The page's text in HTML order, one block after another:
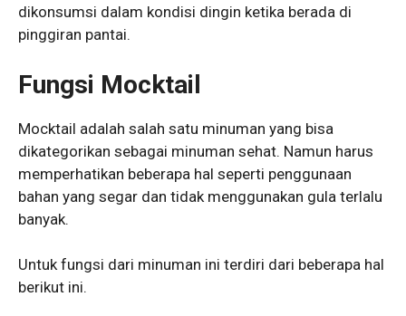
dikonsumsi dalam kondisi dingin ketika berada di
pinggiran pantai.
Fungsi Mocktail
Mocktail adalah salah satu minuman yang bisa
dikategorikan sebagai minuman sehat. Namun harus
memperhatikan beberapa hal seperti penggunaan
bahan yang segar dan tidak menggunakan gula terlalu
banyak.
Untuk fungsi dari minuman ini terdiri dari beberapa hal
berikut ini.